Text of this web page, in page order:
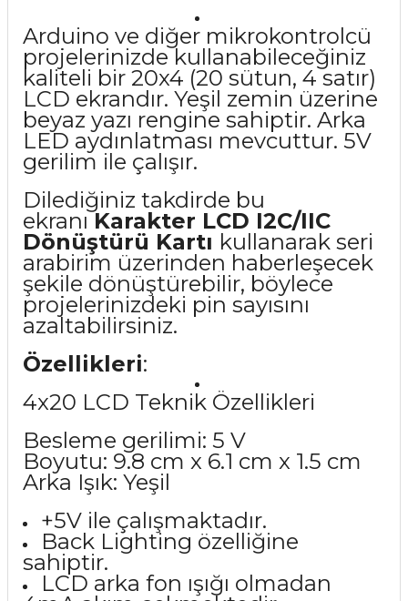
Arduino ve diğer mikrokontrolcü
projelerinizde kullanabileceğiniz
kaliteli bir 20x4 (20 sütun, 4 satır)
LCD ekrandır. Yeşil zemin üzerine
beyaz yazı rengine sahiptir. Arka
LED aydınlatması mevcuttur. 5V
gerilim ile çalışır.
Dilediğiniz takdirde bu
ekranıKarakter LCD I2C/IIC
Dönüştürü Kartı kullanarak seri
arabirim üzerinden haberleşecek
şekile dönüştürebilir, böylece
projelerinizdeki pin sayısını
azaltabilirsiniz.
Özellikleri:
4x20 LCD Teknik Özellikleri
Besleme gerilimi: 5 V
Boyutu: 9.8 cm x 6.1 cm x 1.5 cm
Arka Işık: Yeşil
+5V ile çalışmaktadır.
Back Lighting özelliğine
sahiptir.
LCD arka fon ışığı olmadan